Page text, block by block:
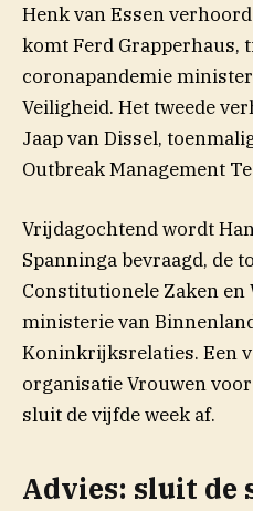
Henk van Essen
komt Ferd Grapperhaus,
coronapandemie
Veiligheid. Het tweede
Jaap van Dissel,
Outbreak Management
Vrijdagochtend wordt
Spanninga bevraagd, de
Constitutionele Zaken en
ministerie van
Koninkrijksrelaties. Een
organisatie Vrouwen
sluit de vijfde week af.
Advies: sluit de